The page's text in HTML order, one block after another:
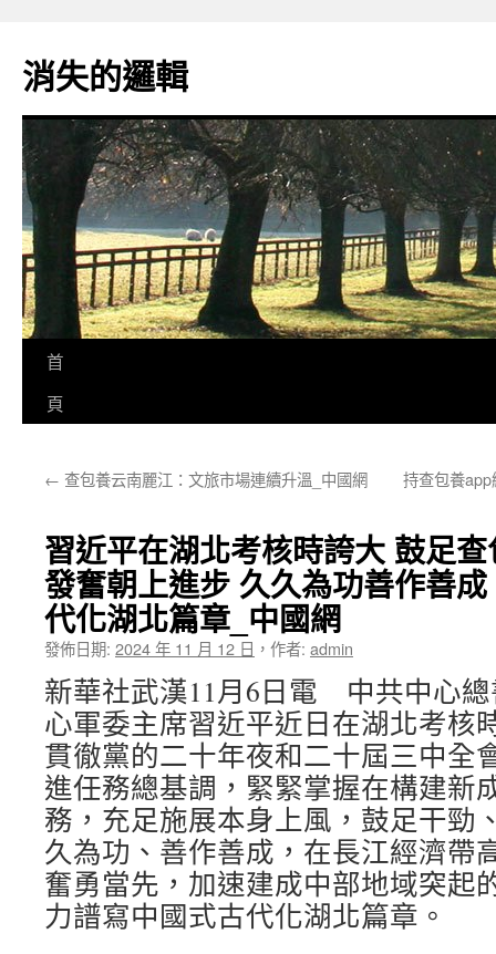
主
要
消失的邏輯
首
頁
← 查包養云南麗江：文旅市場連續升溫_中國網 持查包養
習近平在湖北考核時誇大 鼓足
發奮朝上進步 久久為功善作善
代化湖北篇章_中國網
發佈日期: 2024 年 11 月 12 日 ， 作者: admin
新華社武漢11月6日電 中共中心
心軍委主席習近平近日在湖北考核
貫徹黨的二十年夜和二十屆三中全
進任務總基調，緊緊掌握在構建新
務，充足施展本身上風，鼓足干勁
久為功、善作善成，在長江經濟帶
奮勇當先，加速建成中部地域突起
力譜寫中國式古代化湖北篇章。